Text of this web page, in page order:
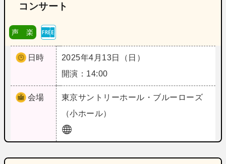
コンサート
声 楽
日時
2025年4月13日（日）
開演：14:00
会場 東京サントリーホール・ブルーローズ
（小ホール）